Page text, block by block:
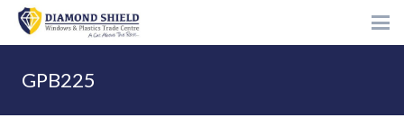
GPB225